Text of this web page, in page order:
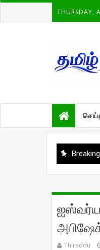
THURSDAY,
இலங்கை
Thiraddu